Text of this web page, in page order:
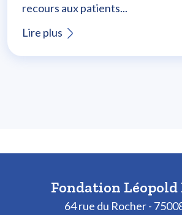
recours aux patients...
Lire plus
Fondation Léopold
64 rue du Rocher -